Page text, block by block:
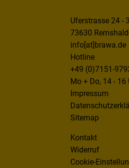
Uferstrasse 24 -
73630
info[at]brawa.de
Hotline
+49 (0)7151-
Mo + Do, 14 - 16
Impressum
Sitemap
Kontakt
Widerruf
Cookie-